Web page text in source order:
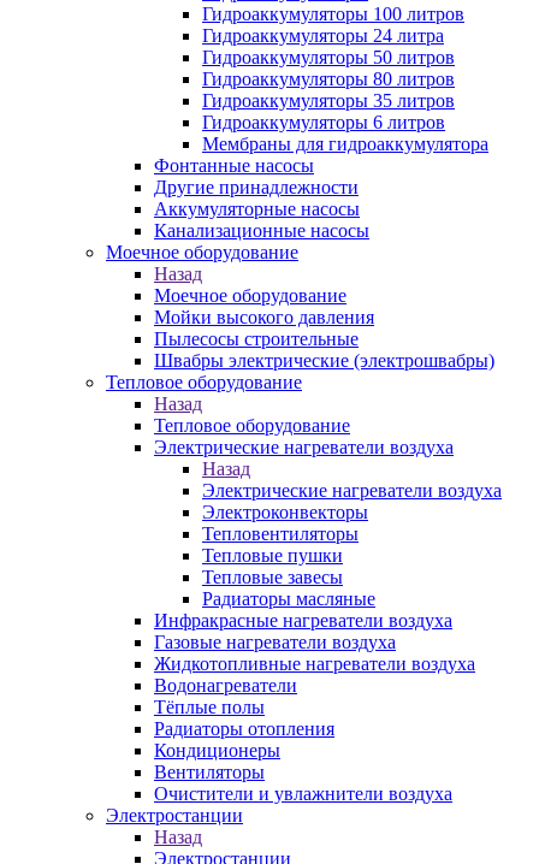
Гидроаккумуляторы 100 литров
Гидроаккумуляторы 24 литра
Гидроаккумуляторы 50 литров
Гидроаккумуляторы 80 литров
Гидроаккумуляторы 35 литров
Гидроаккумуляторы 6 литров
Мембраны для гидроаккумулятора
Фонтанные насосы
Другие принадлежности
Аккумуляторные насосы
Канализационные насосы
Моечное оборудование
Назад
Моечное оборудование
Мойки высокого давления
Пылесосы строительные
Швабры электрические (электрошвабры)
Тепловое оборудование
Назад
Тепловое оборудование
Электрические нагреватели воздуха
Назад
Электрические нагреватели воздуха
Электроконвекторы
Тепловентиляторы
Тепловые пушки
Тепловые завесы
Радиаторы масляные
Инфракрасные нагреватели воздуха
Газовые нагреватели воздуха
Жидкотопливные нагреватели воздуха
Водонагреватели
Тёплые полы
Радиаторы отопления
Кондиционеры
Вентиляторы
Очистители и увлажнители воздуха
Электростанции
Назад
Электростанции